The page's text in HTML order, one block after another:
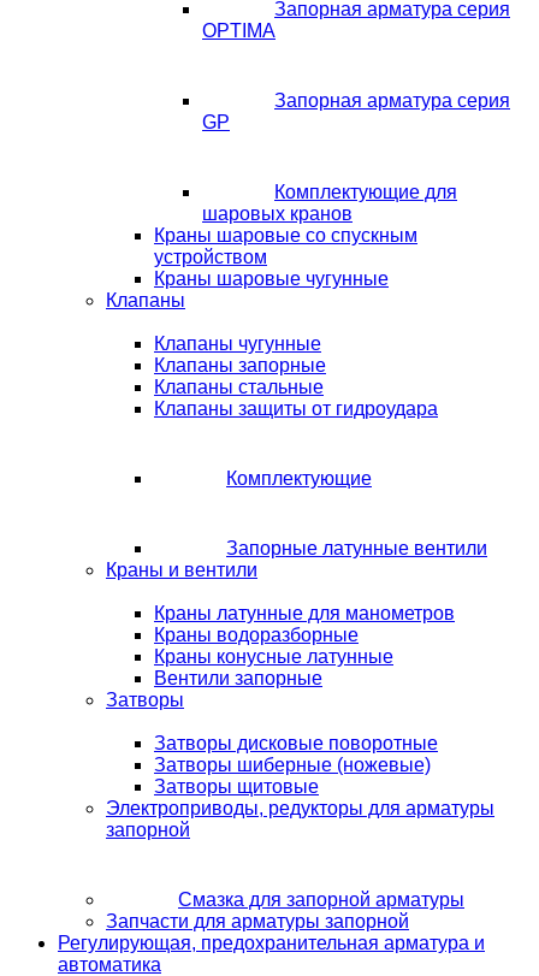
Запорная арматура серия
OPTIMA
Запорная арматура серия
GP
Комплектующие для
шаровых кранов
Краны шаровые со спускным
устройством
Краны шаровые чугунные
Клапаны
Клапаны чугунные
Клапаны запорные
Клапаны стальные
Клапаны защиты от гидроудара
Комплектующие
Запорные латунные вентили
Краны и вентили
Краны латунные для манометров
Краны водоразборные
Краны конусные латунные
Вентили запорные
Затворы
Затворы дисковые поворотные
Затворы шиберные (ножевые)
Затворы щитовые
Электроприводы, редукторы для арматуры
запорной
Смазка для запорной арматуры
Запчасти для арматуры запорной
Регулирующая, предохранительная арматура и
автоматика